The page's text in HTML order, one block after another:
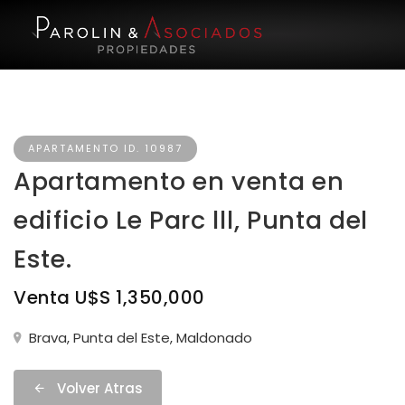
APARTAMENTO ID. 10987
Apartamento en venta en
edificio Le Parc lll, Punta del
Este.
Venta U$S 1,350,000
Brava, Punta del Este, Maldonado
Volver Atras